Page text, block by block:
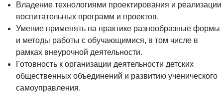
Владение технологиями проектирования и реализации
воспитательных программ и проектов.
Умение применять на практике разнообразные формы
и методы работы с обучающимися, в том числе в
рамках внеурочной деятельности.
Готовность к организации деятельности детских
общественных объединений и развитию ученического
самоуправления.